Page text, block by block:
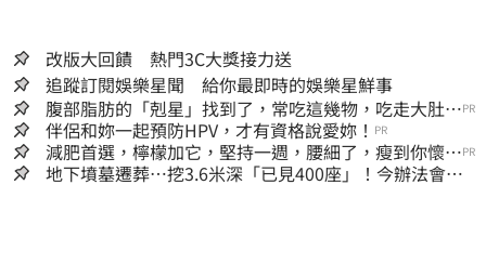
改版大回饋 熱門3C大獎接力送
追蹤訂閱娛樂星聞 給你最即時的娛樂星鮮事
腹部脂肪的「剋星」找到了，常吃這幾物，吃走大肚
囊，瘦出小蠻腰
PR
伴侶和妳一起預防HPV，才有資格說愛妳！ PR
減肥首選，檸檬加它，堅持一週，腰細了，瘦到你懷疑
人生
PR
地下墳墓遷葬…挖3.6米深「已見400座」！今辦法會安